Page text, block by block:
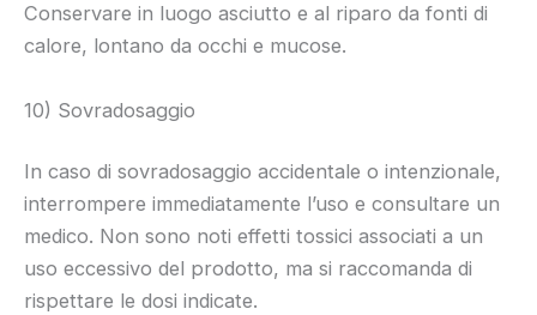
Conservare in luogo asciutto e al riparo da fonti di
calore, lontano da occhi e mucose.
10) Sovradosaggio
In caso di sovradosaggio accidentale o intenzionale,
interrompere immediatamente l’uso e consultare un
medico. Non sono noti effetti tossici associati a un
uso eccessivo del prodotto, ma si raccomanda di
rispettare le dosi indicate.